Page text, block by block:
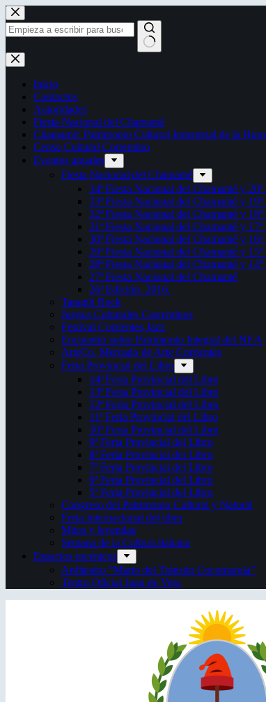
Saltar
al
contenido
Sin
resultados
Inicio
Contactos
Autoridades
Fiesta Nacional del Chamamé
Chamamé: Patrimonio Cultural Inmaterial de la
Censo Cultural Correntino
Eventos anuales
Fiesta Nacional del Chamamé
34ª Fiesta Nacional del Chamamé y
33ª Fiesta Nacional del Chamamé y
32ª Fiesta Nacional del Chamamé y
31ª Fiesta Nacional del Chamamé y
30ª Fiesta Nacional del Chamamé y
29ª Fiesta Nacional del Chamamé y
28ª Fiesta Nacional del Chamamé y
27ª Fiesta Nacional del Chamamé
26ª Edición. 2016.
Taragüi Rock
Juegos Culturales Correntinos
Festival Corrientes Jazz
Encuentro sobre Patrimonio Integral del NEA
ArteCo. Mercado de Arte Corrientes
Feria Provincial del Libro
14ª Feria Provincial del Libro
13ª Feria Provincial del Libro
12ª Feria Provincial del Libro
11ª Feria Provincial del Libro
10ª Feria Provincial del Libro
9ª Feria Provincial del Libro
8ª Feria Provincial del Libro
7ª Feria Provincial del Libro
6ª Feria Provincial del Libro
5ª Feria Provincial del Libro
Congreso del Patrimonio Cultural y Natural
Feria Internacional del libro
Mitos y leyendas
Semana de la Cultura Italiana
Espacios escénicos
Anfiteatro “Mario del Tránsito Cocomarola”
Teatro Oficial Juan de Vera